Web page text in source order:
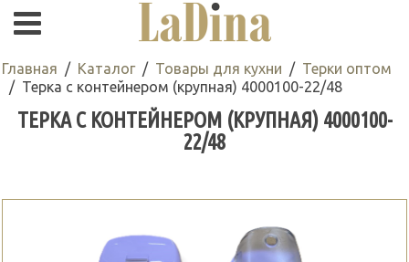
Главная Каталог Товары для кухни
Терки оптом
Терка с контейнером (крупная) 4000100-22/48
ТЕРКА С КОНТЕЙНЕРОМ (КРУПНАЯ) 4000100-
22/48